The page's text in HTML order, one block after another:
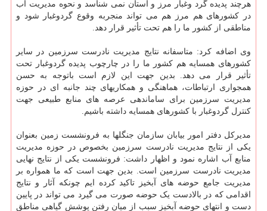
هرچند پدیده گرد وغبار مرز و استان نمی شناسد و نحوه مدیریت آب
در کشورهای هم مرز هم می تواند منجربه وقوع گردوغبار شود و
مناطقی از کشور ما را هم تحت تأثیر قرار دهد.
وی اضافه کرد: متاسفانه نتایج مدیریت نادرست سرزمین در سایر
کشورهای همسایه هم کشور ما را در چارچوب پدیده گردوغبار تحت
تأثیر قرار می دهد. بدین جهت این لازم است باتوجه به حسن
همجواری ارتباطات، هماهنگی و همکاریهای چند جانبه ای در حوزه
مدیریت سرزمین برای ساماندهی عرصه های منابع طبیعی جهت
کنترل گردوغبار با کشورهای همسایه داشته باشیم.
مدیرکل دفتر امور بیابان سازمان جنگلها به فرونشست زمین بعنوان
یکی از نتایج مدیریت نادرست سرزمین بخصوص در حوزه مدیریت
منابع آب اشاره نمود و اظهار داشت: فرونشست یکی از نتایج نهایی
مدیریت نادرست سرزمین است. بدین جهت است که ما همواره بر
مدیریت جامع حوضه های آبخیز تاکید کرده ایم چونکه آثار و نتایج
اقدامی که در بالادست یک حوضه صورت می گیرد می تواند در پایین
دست و انتهای حوضه آبخیز سبب از میان رفتن پوشش گیاهی مناطق